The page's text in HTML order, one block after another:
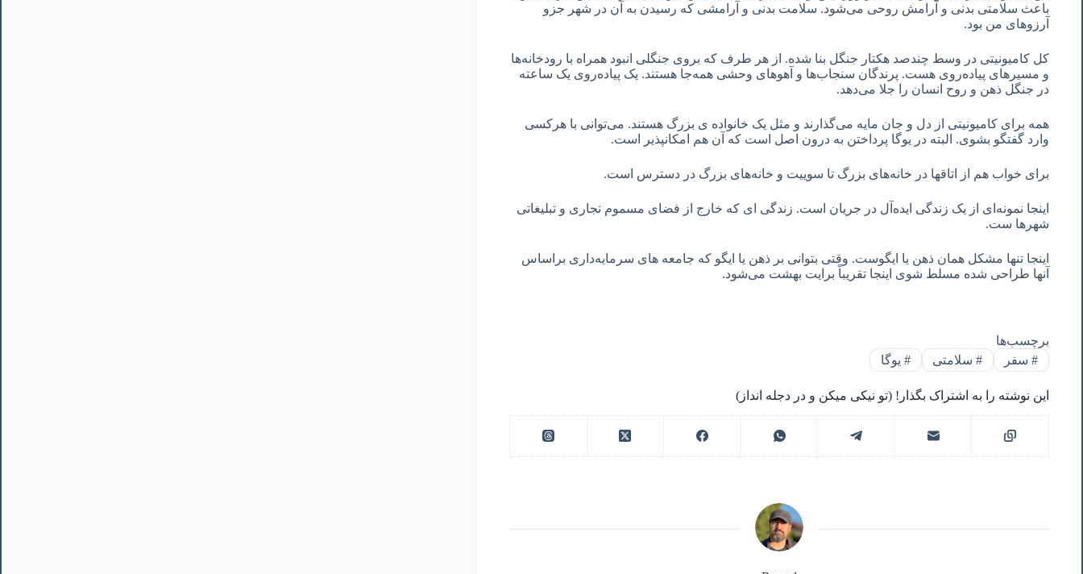
باعث سلامتی بدنی و آرامش روحی می‌شود. سلامت بدنی و آرامشی که رسیدن به آن در شهر جزو
آرزوهای من بود.
کل کامیونیتی در وسط چندصد هکتار جنگل بنا شده. از هر طرف که بروی جنگلی انبود همراه با رودخانه‌ها
و مسیرهای پیاده‌روی هست. پرندگان سنجاب‌ها و آهوهای وحشی همه‌جا هستند. یک پیاده‌روی یک ساعته
در جنگل ذهن و روح انسان را جلا می‌دهد.
همه برای کامیونیتی از دل و جان مایه می‌گذارند و مثل یک خانواده ی بزرگ هستند. می‌توانی با هرکسی
وارد گفتگو بشوی. البته در یوگا پرداختن به درون اصل است که آن هم امکانپذیر است.
برای خواب هم از اتاقها در خانه‌های بزرگ تا سوییت و خانه‌های بزرگ در دسترس است.
اینجا نمونه‌ای از یک زندگی ایده‌آل در جریان است. زندگی ای که خارج از فضای مسموم تجاری و تبلیغاتی
شهرها ست.
اینجا تنها مشکل همان ذهن یا ایگوست. وقتی بتوانی بر ذهن یا ایگو که جامعه های سرمایه‌داری براساس
آنها طراحی شده مسلط شوی اینجا تقریباً برایت بهشت می‌شود.
برچسب‌ها
#سفر #سلامتی #یوگا
این نوشته را به اشتراک بگذار! (تو نیکی میکن و در دجله انداز)